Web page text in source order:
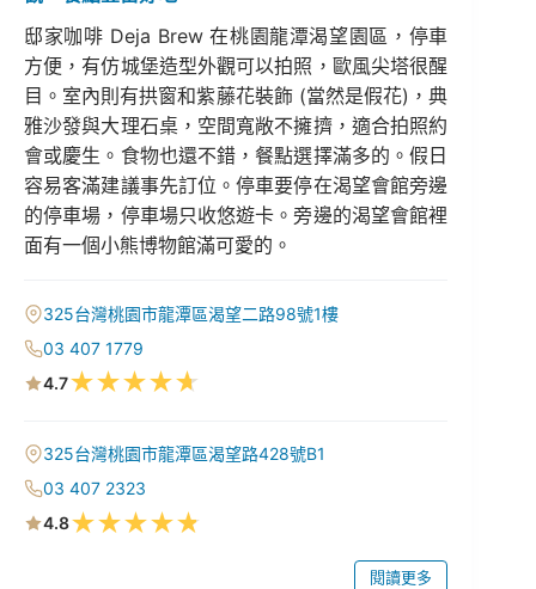
邸家咖啡 Deja Brew 在桃園龍潭渴望園區，停車
方便，有仿城堡造型外觀可以拍照，歐風尖塔很醒
目。室內則有拱窗和紫藤花裝飾 (當然是假花)，典
雅沙發與大理石桌，空間寬敞不擁擠，適合拍照約
會或慶生。食物也還不錯，餐點選擇滿多的。假日
容易客滿建議事先訂位。停車要停在渴望會館旁邊
的停車場，停車場只收悠遊卡。旁邊的渴望會館裡
面有一個小熊博物館滿可愛的。
325台灣桃園市龍潭區渴望二路98號1樓
03 407 1779
4.7★★★★★
325台灣桃園市龍潭區渴望路428號B1
03 407 2323
4.8★★★★★
閱讀更多